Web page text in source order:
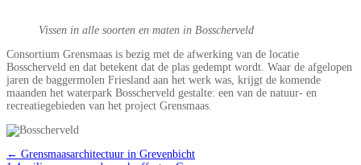
Vissen in alle soorten en maten in Bosscherveld
Consortium Grensmaas is bezig met de afwerking van de locatie
Bosscherveld en dat betekent dat de plas gedempt wordt. Waar de afgelopen
jaren de baggermolen Friesland aan het werk was, krijgt de komende
maanden het waterpark Bosscherveld gestalte: een van de natuur- en
recreatiegebieden van het project Grensmaas.
← Grensmaasarchitectuur in Grevenbicht